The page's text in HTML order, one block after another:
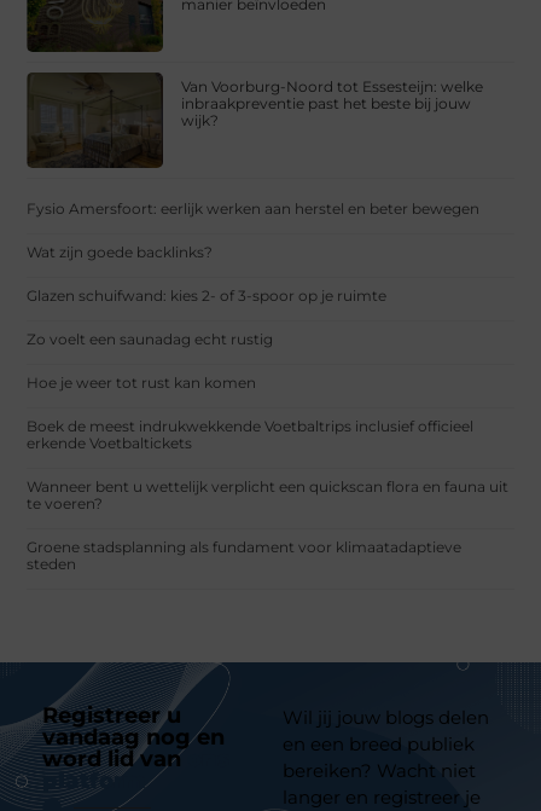
manier beïnvloeden
Van Voorburg-Noord tot Essesteijn: welke
inbraakpreventie past het beste bij jouw
wijk?
Fysio Amersfoort: eerlijk werken aan herstel en beter bewegen
Wat zijn goede backlinks?
Glazen schuifwand: kies 2- of 3-spoor op je ruimte
Zo voelt een saunadag echt rustig
Hoe je weer tot rust kan komen
Boek de meest indrukwekkende Voetbaltrips inclusief officieel
erkende Voetbaltickets
Wanneer bent u wettelijk verplicht een quickscan flora en fauna uit
te voeren?
Groene stadsplanning als fundament voor klimaatadaptieve
steden
Registreer u
vandaag nog en
word lid van
platform
Wil jij jouw blogs delen
en een breed publiek
bereiken? Wacht niet
langer en registreer je